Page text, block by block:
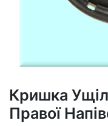
Кришка
Правої